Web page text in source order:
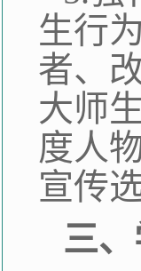
生行
者、
大师
度人
宣传
三